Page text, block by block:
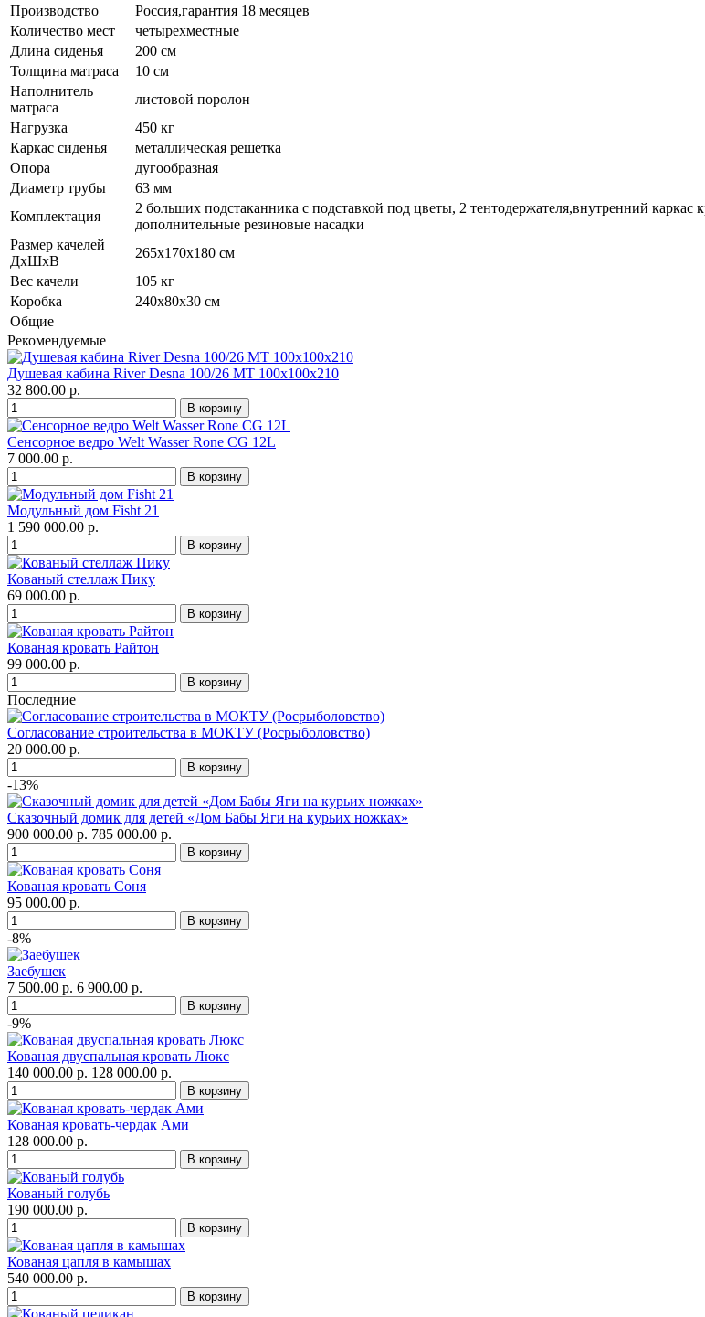
Производство
Россия,гарантия 18 месяцев
Количество мест
четырехместные
Длина сиденья
200 см
Толщина матраса
10 см
Наполнитель
матраса
листовой поролон
Нагрузка
450 кг
Каркас сиденья
металлическая решетка
Опора
дугообразная
Диаметр трубы
63 мм
Комплектация
2 больших подстаканника с подставкой под цветы, 2 тентодержателя,внутренний
дополнительные резиновые насадки
Размер качелей
ДхШхВ
265х170х180 см
Вес качели
105 кг
Коробка
240х80х30 см
Общие
Рекомендуемые
Душевая кабина River Desna 100/26 МТ 100х100х210
32 800.00 р.
Сенсорное ведро Welt Wasser Rone CG 12L
7 000.00 р.
Модульный дом Fisht 21
1 590 000.00 р.
Кованый стеллаж Пику
69 000.00 р.
Кованая кровать Райтон
99 000.00 р.
Последние
Согласование строительства в МОКТУ (Росрыболовство)
20 000.00 р.
-13%
Сказочный домик для детей «Дом Бабы Яги на курьих ножках»
900 000.00 р. 785 000.00 р.
Кованая кровать Соня
95 000.00 р.
-8%
Заебушек
7 500.00 р. 6 900.00 р.
-9%
Кованая двуспальная кровать Люкс
140 000.00 р. 128 000.00 р.
Кованая кровать-чердак Ами
128 000.00 р.
Кованый голубь
190 000.00 р.
Кованая цапля в камышах
540 000.00 р.